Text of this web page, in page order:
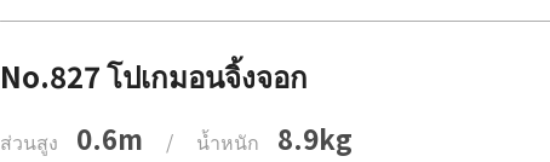
No.827 โปเกมอนจิ้งจอก
ส่วนสูง 0.6m / น้ำหนัก 8.9kg